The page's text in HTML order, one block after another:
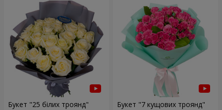
Букет "25 білих троянд" Букет "7 кущових троянд"